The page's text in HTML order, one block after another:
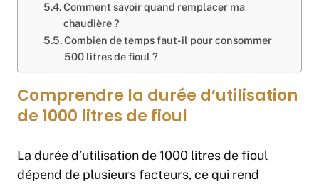
Comment savoir quand remplacer ma
chaudière ?
Combien de temps faut-il pour consommer
500 litres de fioul ?
Comprendre la durée d’utilisation
de 1000 litres de fioul
La durée d’utilisation de 1000 litres de fioul
dépend de plusieurs facteurs, ce qui rend